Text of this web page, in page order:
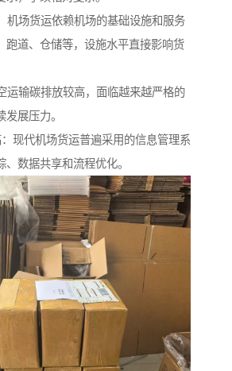
机场货运依赖机场的基础设施和服务
跑道、仓储等，设施水平直接影响货
运输碳排放较高，面临越来越严格的
展压力。
现代机场货运普遍采用的信息管理系
数据共享和流程优化。